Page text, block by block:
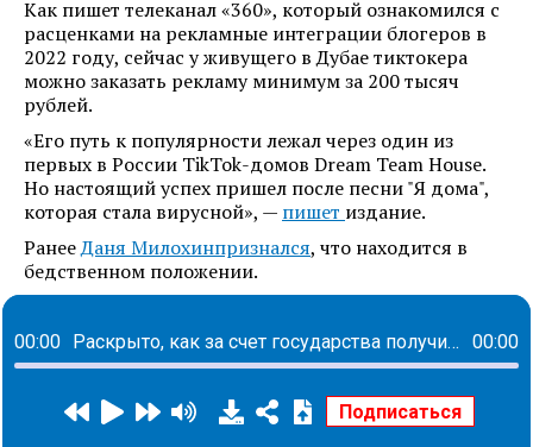
Как пишет телеканал «360», который ознакомился с
расценками на рекламные интеграции блогеров в
2022 году, сейчас у живущего в Дубае тиктокера
можно заказать рекламу минимум за 200 тысяч
рублей.
«Его путь к популярности лежал через один из
первых в России TikTok-домов Dream Team House.
Но настоящий успех пришел после песни "Я дома",
которая стала вирусной», — пишет издание.
РанееДаня Милохинпризнался, что находится в
бедственном положении.
00:00 Раскрыто, как за счет государства получить трость, коляску или слуховой аппарат 00:00